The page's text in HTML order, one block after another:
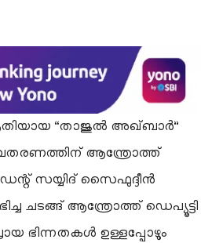
കൃതിയായ “താജുൽ അഖ്ബാർ”
ആന്ത്രോത്ത്
സയ്യിദ് സൈഫുദ്ദീൻ
ചടങ്ങ് ആന്ത്രോത്ത് ഡെപ്യൂട്ടി
ഭിന്നതകൾ ഉള്ളപ്പോഴും